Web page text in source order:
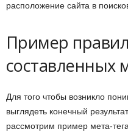
расположение сайта в
Пример
составленных
Для того чтобы возникло
выглядеть конечный
рассмотрим пример мета-